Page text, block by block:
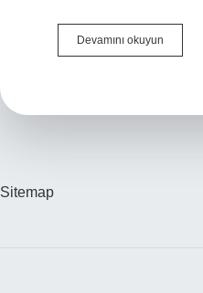
Devamını okuyun
Ne
Sitemap